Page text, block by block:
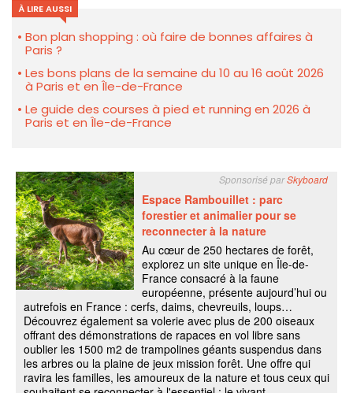
À LIRE AUSSI
Bon plan shopping : où faire de bonnes affaires à
Paris ?
Les bons plans de la semaine du 10 au 16 août 2026
à Paris et en Île-de-France
Le guide des courses à pied et running en 2026 à
Paris et en Île-de-France